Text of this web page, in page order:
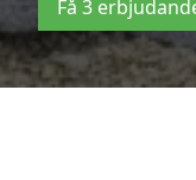
Få 3